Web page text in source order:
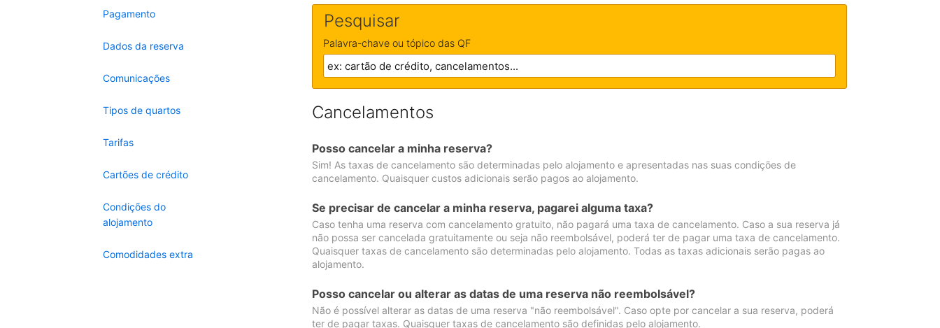
Pagamento
Dados da reserva
Comunicações
Tipos de quartos
Tarifas
Cartões de crédito
Condições do
alojamento
Comodidades extra
Pesquisar
Palavra-chave ou tópico das QF
Cancelamentos
Posso cancelar a minha reserva?
Sim! As taxas de cancelamento são determinadas pelo alojamento e apresentadas nas suas condições de
cancelamento. Quaisquer custos adicionais serão pagos ao alojamento.
Se precisar de cancelar a minha reserva, pagarei alguma taxa?
Caso tenha uma reserva com cancelamento gratuito, não pagará uma taxa de cancelamento. Caso a sua reserva já
não possa ser cancelada gratuitamente ou seja não reembolsável, poderá ter de pagar uma taxa de cancelamento.
Quaisquer taxas de cancelamento são determinadas pelo alojamento. Todas as taxas adicionais serão pagas ao
alojamento.
Posso cancelar ou alterar as datas de uma reserva não reembolsável?
Não é possível alterar as datas de uma reserva "não reembolsável". Caso opte por cancelar a sua reserva, poderá
ter de pagar taxas. Quaisquer taxas de cancelamento são definidas pelo alojamento.